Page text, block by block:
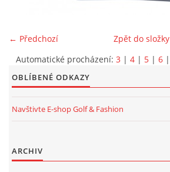
ARCHIV
Golf & Leisure s.r.o.
← Předchozí
Zpět do složky
Automatické procházení: 3 | 4 | 5 | 6 |
OBLÍBENÉ ODKAZY
Navštivte E-shop Golf & Fashion
ARCHIV